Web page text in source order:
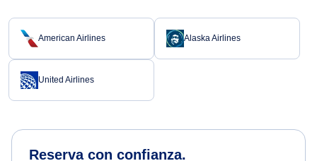
American Airlines Alaska Airlines
United Airlines
Reserva con confianza.